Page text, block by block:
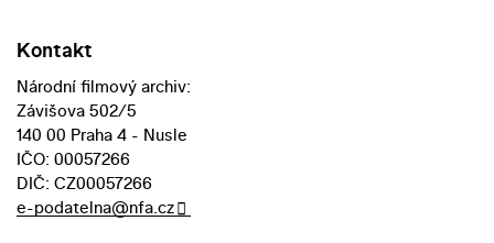
Kontakt
Národní filmový archiv:
Závišova 502/5
140 00 Praha 4 - Nusle
IČO: 00057266
DIČ: CZ00057266
e-podatelna@nfa.cz